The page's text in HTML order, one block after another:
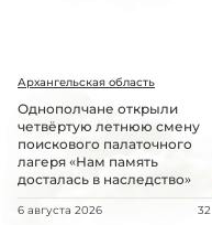
Архангельская область
Однополчане открыли
четвёртую летнюю смену
поискового палаточного
лагеря «Нам память
досталась в наследство»
6 августа 2026 32